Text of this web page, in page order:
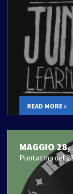
READ MORE »
MAGGIO
Puntatina del